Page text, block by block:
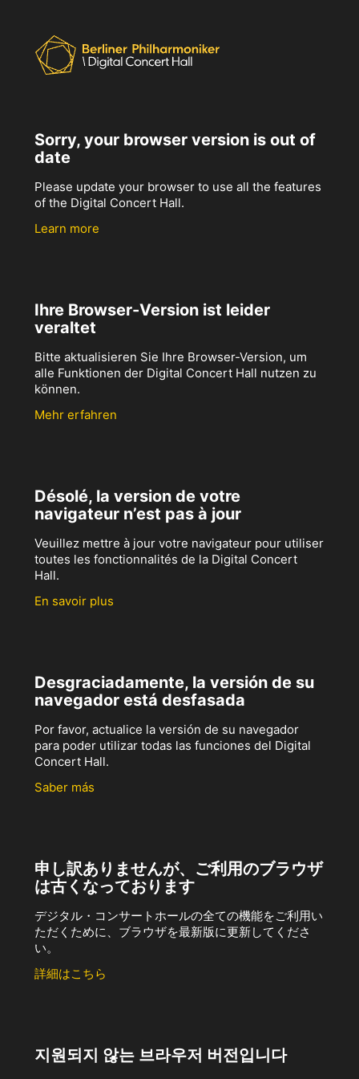
Sorry, your browser version is out of
date
Please update your browser to use all the features
of the Digital Concert Hall.
Learn more
Ihre Browser-Version ist leider
veraltet
Bitte aktualisieren Sie Ihre Browser-Version, um
alle Funktionen der Digital Concert Hall nutzen zu
können.
Mehr erfahren
Désolé, la version de votre
navigateur n’est pas à jour
Veuillez mettre à jour votre navigateur pour utiliser
toutes les fonctionnalités de la Digital Concert
Hall.
En savoir plus
Desgraciadamente, la versión de su
navegador está desfasada
Por favor, actualice la versión de su navegador
para poder utilizar todas las funciones del Digital
Concert Hall.
Saber más
申し訳ありませんが、ご利用のブラウザ
は古くなっております
デジタル・コンサートホールの全ての機能をご利用い
ただくために、ブラウザを最新版に更新してくださ
い。
詳細はこちら
지원되지 않는 브라우저 버전입니다